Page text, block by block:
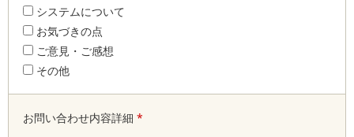
システムについて
お気づきの点
ご意見・ご感想
その他
お問い合わせ内容詳細 *